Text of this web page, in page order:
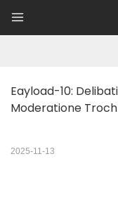
Eayload-10:
Moderatione
2025-11-13